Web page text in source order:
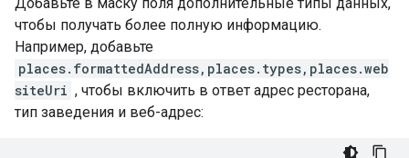
чтобы получать более полную информацию.
Например, добавьте
places.formattedAddress,places.types,places.web
siteUri , чтобы включить в ответ адрес ресторана,
тип заведения и веб-адрес: